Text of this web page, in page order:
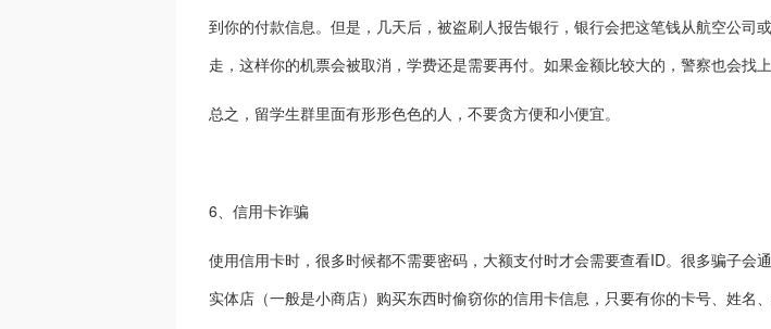
到你的付款信息。但是，几天后，被盗刷人报告银行，银行会把这笔钱从航空公司
走，这样你的机票会被取消，学费还是需要再付。如果金额比较大的，警察也会找上
总之，留学生群里面有形形色色的人，不要贪方便和小便宜。
6、信用卡诈骗
使用信用卡时，很多时候都不需要密码，大额支付时才会需要查看ID。很多骗子会
实体店（一般是小商店）购买东西时偷窃你的信用卡信息，只要有你的卡号、姓名